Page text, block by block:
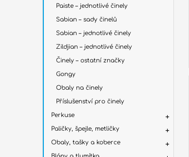
Paiste – jednotlivé činely
Sabian – sady činelů
Sabian – jednotlivé činely
Zildjian – jednotlivé činely
Činely – ostatní značky
Gongy
Obaly na činely
Příslušenství pro činely
Perkuse
Paličky, špejle, metličky
Obaly, tašky a koberce